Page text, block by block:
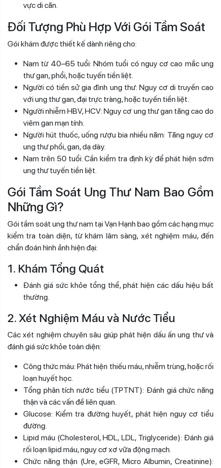
vực di căn.
Đối Tượng Phù Hợp Với Gói Tầm Soát
Gói khám được thiết kế dành riêng cho:
Nam từ 40–65 tuổi: Nhóm tuổi có nguy cơ cao mắc ung
thư gan, phổi, hoặc tuyến tiền liệt.
Người có tiền sử gia đình ung thư: Nguy cơ di truyền cao
với ung thư gan, đại trực tràng, hoặc tuyến tiền liệt.
Người nhiễm HBV, HCV: Nguy cơ ung thư gan tăng cao do
viêm gan mạn tính.
Người hút thuốc, uống rượu bia nhiều năm: Tăng nguy cơ
ung thư phổi, gan, dạ dày.
Nam trên 50 tuổi: Cần kiểm tra định kỳ để phát hiện sớm
ung thư tuyến tiền liệt.
Gói Tầm Soát Ung Thư Nam Bao Gồm
Những Gì?
Gói tầm soát ung thư nam tại Vạn Hạnh bao gồm các hạng mục
kiểm tra toàn diện, từ khám lâm sàng, xét nghiệm máu, đến
chẩn đoán hình ảnh hiện đại:
1. Khám Tổng Quát
Đánh giá sức khỏe tổng thể, phát hiện các dấu hiệu bất
thường.
2. Xét Nghiệm Máu và Nước Tiểu
Các xét nghiệm chuyên sâu giúp phát hiện dấu ấn ung thư và
đánh giá sức khỏe toàn diện:
Công thức máu: Phát hiện thiếu máu, nhiễm trùng, hoặc rối
loạn huyết học.
Tổng phân tích nước tiểu (TPTNT): Đánh giá chức năng
thận và các vấn đề liên quan.
Glucose: Kiểm tra đường huyết, phát hiện nguy cơ tiểu
đường.
Lipid máu (Cholesterol, HDL, LDL, Triglyceride): Đánh giá
rối loạn lipid máu, nguy cơ xơ vữa động mạch.
Chức năng thận (Ure, eGFR, Micro Albumin, Creatinine):